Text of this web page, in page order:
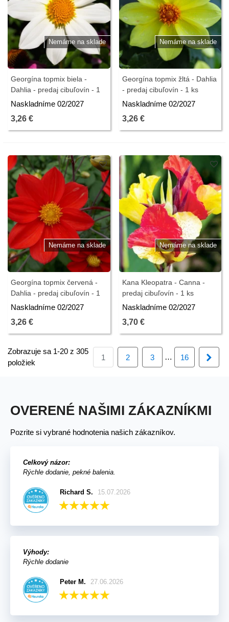
Nemáme na sklade
Georgína topmix biela -
Dahlia - predaj cibuľovín - 1
ks
Naskladníme 02/2027
3,26 €
Nemáme na sklade
Georgína topmix žltá - Dahlia
- predaj cibuľovín - 1 ks
Naskladníme 02/2027
3,26 €
Nemáme na sklade
Georgína topmix červená -
Dahlia - predaj cibuľovín - 1
ks
Naskladníme 02/2027
3,26 €
Nemáme na sklade
Kana Kleopatra - Canna -
predaj cibuľovín - 1 ks
Naskladníme 02/2027
3,70 €
Zobrazuje sa 1-20 z 305
položiek
1 2 3 … 16
OVERENÉ NAŠIMI ZÁKAZNÍKMI
Pozrite si vybrané hodnotenia našich zákazníkov.
Celkový názor:
Rýchle dodanie, pekné balenia.
Richard S. 15.07.2026
Výhody:
Rýchle dodanie
Peter M. 27.06.2026